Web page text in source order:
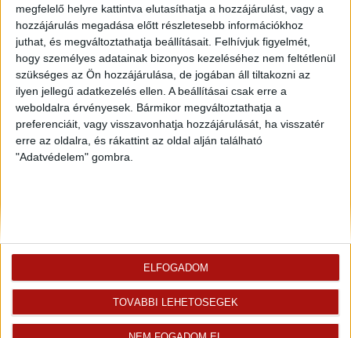
megfelelő helyre kattintva elutasíthatja a hozzájárulást, vagy a
hozzájárulás megadása előtt részletesebb információkhoz
juthat, és megváltoztathatja beállításait. Felhívjuk figyelmét,
hogy személyes adatainak bizonyos kezeléséhez nem feltétlenül
szükséges az Ön hozzájárulása, de jogában áll tiltakozni az
ilyen jellegű adatkezelés ellen. A beállításai csak erre a
weboldalra érvényesek. Bármikor megváltoztathatja a
preferenciáit, vagy visszavonhatja hozzájárulását, ha visszatér
erre az oldalra, és rákattint az oldal alján található
"Adatvédelem" gombra.
TOVÁBBI LEHETŐSÉGEK
ELFOGADOM
Rólunk
Openhouse cégcsoport
Elégedett ügyfeleink mondták
Blog
Panaszkezelési tájékoztató
Adatvédelmi tájékoztató
átruházásról
Süti kezelési tájékoztató